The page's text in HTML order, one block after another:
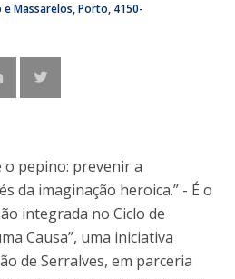
Massarelos, Porto 4150-
pepino: prevenir a
da imaginação heroica.” - É o
integrada no Ciclo de
Causa”, uma iniciativa
de Serralves, em parceria